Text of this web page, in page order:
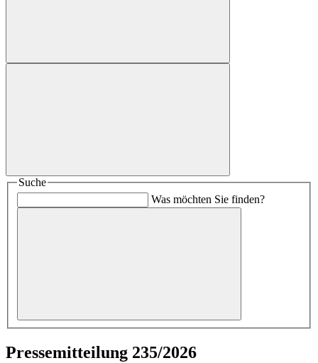
Suche
Was möchten Sie finden?
Pressemitteilung 235/2026